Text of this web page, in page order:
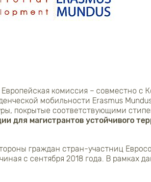
комиссия – совместно с
мобильности Erasmus
покрытые соответствующими
для магистрантов устойчивого
граждан стран-участниц
с сентября 2018 года. В рамках